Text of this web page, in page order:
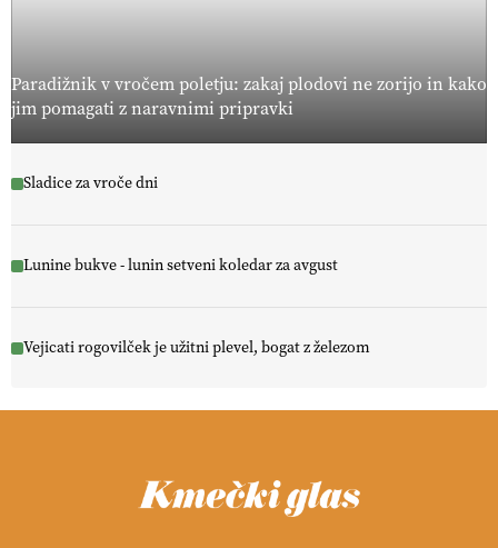
Paradižnik v vročem poletju: zakaj plodovi ne zorijo in kako
jim pomagati z naravnimi pripravki
Sladice za vroče dni
Lunine bukve - lunin setveni koledar za avgust
Vejicati rogovilček je užitni plevel, bogat z železom